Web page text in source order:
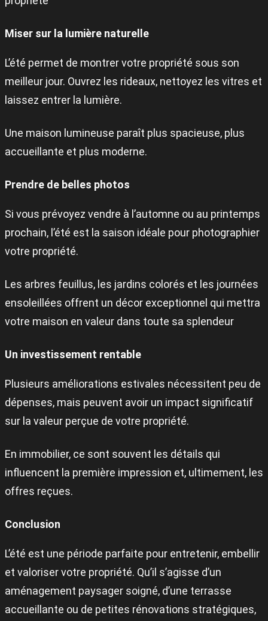
Miser sur la lumière naturelle
L’été permet de montrer votre propriété sous son
meilleur jour. Ouvrez les rideaux, nettoyez les vitres et
laissez entrer la lumière.
Une maison lumineuse paraît plus spacieuse, plus
accueillante et plus moderne.
Prendre de belles photos
Si vous prévoyez vendre à l’automne ou au printemps
prochain, l’été est la saison idéale pour photographier
votre propriété.
Les arbres feuillus, les jardins colorés et les journées
ensoleillées offrent un décor exceptionnel qui mettra
votre maison en valeur dans toute sa splendeur
Un investissement rentable
Plusieurs améliorations estivales nécessitent peu de
dépenses, mais peuvent avoir un impact significatif
sur la valeur perçue de votre propriété.
En immobilier, ce sont souvent les détails qui
influencent la première impression et, ultimement, les
offres reçues.
Conclusion
L’été est une période parfaite pour entretenir, embellir
et valoriser votre propriété. Qu’il s’agisse d’un
aménagement paysager soigné, d’une terrasse
accueillante ou de petites rénovations stratégiques,